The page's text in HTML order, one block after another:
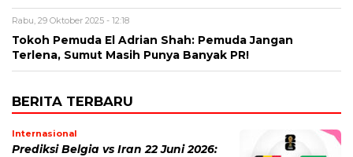
Rabu, 29 Oktober 2025 - 12:18
Tokoh Pemuda El Adrian Shah: Pemuda Jangan
Terlena, Sumut Masih Punya Banyak PR!
BERITA TERBARU
Internasional
Prediksi Belgia vs Iran 22 Juni 2026: